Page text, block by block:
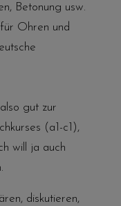
Betonung usw.
Ohren und
gut zur
(a1-c1),
will ja auch
diskutieren,